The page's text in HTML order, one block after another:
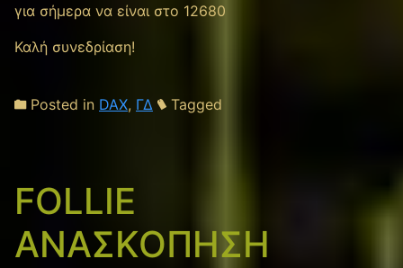
για σήμερα να είναι στο 12680
Καλή συνεδρίαση!
Posted in DAX, ΓΔ Tagged
FOLLIE
ΑΝΑΣΚΟΠΗΣΗ